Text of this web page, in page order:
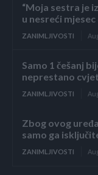
“Moja sestra je
u nesreći
ZANIMLJIVOSTI
Samo 1 češanj
neprestano
ZANIMLJIVOSTI
Zbog ovog
samo ga
ZANIMLJIVOSTI